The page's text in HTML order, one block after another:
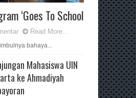
‘Goes To School
Read More...
bahaya...
Mahasiswa UIN
ke Ahmadiyah